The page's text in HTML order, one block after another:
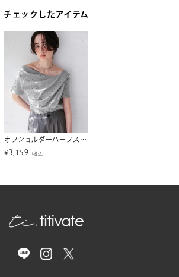
チェックしたアイテム
オフショルダーハーフスリーブTシャツ【メール便可／90】
¥ 3,159 （税込）